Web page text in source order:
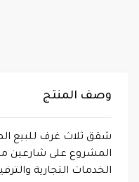
وصف المنتج
شقق ثلاث غرف للبيع
المشروع على شارعين
الخدمات التجارية